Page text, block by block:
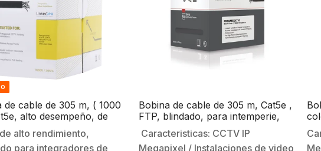
de cable de 305 m, ( 1000
alto desempeño, de
UL, para aplicaciones
redes de datos. Uso
alto rendimiento,
para integradores de
Bobina de cable de 305 m, Cat5e ,
FTP, blindado, para intemperie,
color negro, UL, para
aplicaciones en CCTV, redes de
Caracteristicas: CCTV IP
Megapixel / Instalaciones de video